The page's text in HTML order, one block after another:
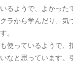
るようで、よかった
ラから学んだり、気
。
使っているようで、
なと思っています。